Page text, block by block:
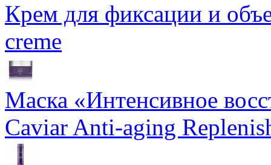
Крем для фиксации и
creme
Маска «Интенсивное
Caviar Anti-aging